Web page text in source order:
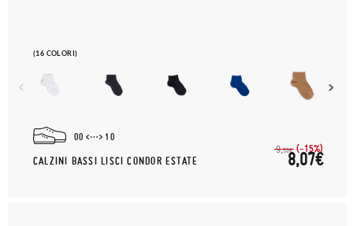
(16 COLORI)
00 10
CALZINI BASSI LISCI CONDOR ESTATE
9,50€ (-15%)
8,07€